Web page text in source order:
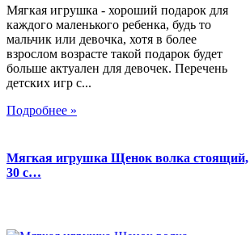
Мягкая игрушка - хороший подарок для
каждого маленького ребенка, будь то
мальчик или девочка, хотя в более
взрослом возрасте такой подарок будет
больше актуален для девочек. Перечень
детских игр с...
Подробнее »
Мягкая игрушка Щенок волка стоящий,
30 с…